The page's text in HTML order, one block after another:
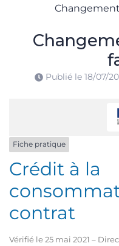
Publié le 18/07/
Fiche pratique
Crédit à la
contrat
Vérifié le 25 mai 2021 –